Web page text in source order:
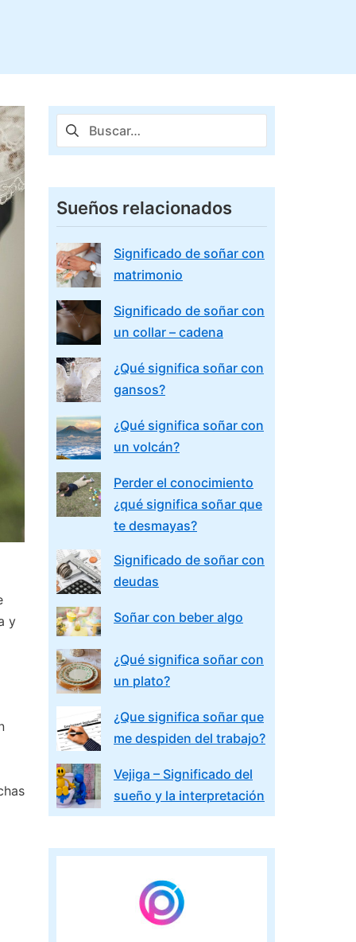
y
Buscar:
Sueños relacionados
Significado de soñar con
matrimonio
Significado de soñar con
un collar – cadena
¿Qué significa soñar con
gansos?
¿Qué significa soñar con
un volcán?
Perder el conocimiento
¿qué significa soñar que
te desmayas?
Significado de soñar con
deudas
Soñar con beber algo
¿Qué significa soñar con
un plato?
¿Que significa soñar que
me despiden del trabajo?
Vejiga – Significado del
sueño y la interpretación